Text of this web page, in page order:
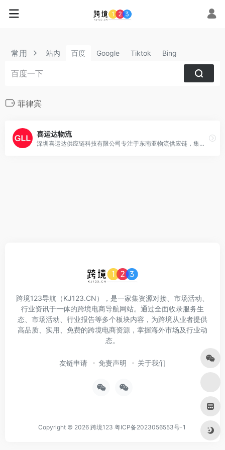
常用 站内 百度 Google Tiktok Bing
菲律宾
喜运达物流
深圳喜运达供应链科技有限公司专注于东南亚物流供应链，集海运、海外仓等生态板块于一体，提供东南亚海运、物流专线、东南亚海外仓、泰国/菲律宾/马来西亚海运、物流专线、海外仓等服务，先后建设了深圳龙岗仓、福建厦门仓、浙江义乌仓；泰国、马来西亚、菲律宾等国家地区均有设立仓库配套服务
跨境123导航（KJ123.CN），是一家集资源对接、市场活动、
行业资讯于一体的跨境电商导航网站。通过全面收录服务生
态、市场活动、行业报告等多个板块内容，为跨境从业者提供
高品质、实用、免费的跨境电商资源，掌握海外市场及行业动
态。
友链申请 免责声明 关于我们
Copyright © 2026 跨境123 粤ICP备2023056553号-1